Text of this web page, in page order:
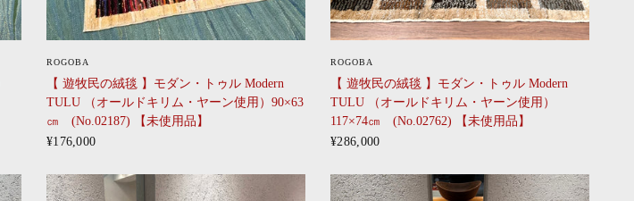
ROGOBA
【 遊牧民の絨毯 】モダン・トゥル Modern
TULU （オールドキリム・ヤーン使用）90×63
㎝ (No.02187) 【未使用品】
¥176,000
ROGOBA
【 遊牧民の絨毯 】モダン・トゥル Modern
TULU （オールドキリム・ヤーン使用）
117×74㎝ (No.02762) 【未使用品】
¥286,000